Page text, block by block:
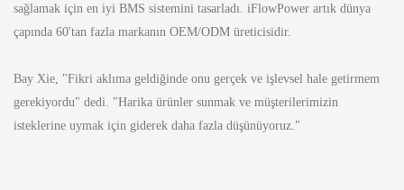
sağlamak için en iyi BMS sistemini tasarladı. iFlowPower artık dünya
çapında 60'tan fazla markanın OEM/ODM üreticisidir.
Bay Xie, "Fikri aklıma geldiğinde onu gerçek ve işlevsel hale getirmem
gerekiyordu" dedi. "Harika ürünler sunmak ve müşterilerimizin
isteklerine uymak için giderek daha fazla düşünüyoruz."